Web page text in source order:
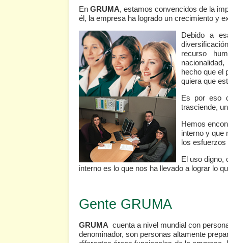
En GRUMA, estamos convencidos de la
él, la empresa ha logrado un crecimiento y
Debido a
recurso
hecho que el
quiera que
Es por eso
trasciende,
Hemos
interno y que
los esfuerzos
El uso digno,
interno es lo que nos ha llevado a lograr lo
Gente GRUMA
GRUMA cuenta a nivel mundial con
denominador, son personas altamente